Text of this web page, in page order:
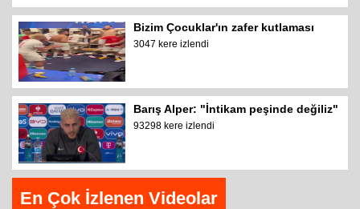
Bizim Çocuklar'ın zafer kutlaması
3047 kere izlendi
Barış Alper: "İntikam peşinde değiliz"
93298 kere izlendi
En Çok İzlenen Videolar